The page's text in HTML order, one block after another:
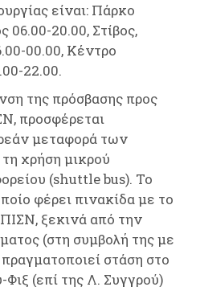
είναι: Πάρκο
06.00-20.00, Στίβος,
00.00, Κέντρο
22.00.
της πρόσβασης προς
προσφέρεται
μεταφορά των
χρήση μικρού
(shuttle bus). Το
φέρει πινακίδα με το
ξεκινά από την
(στη συμβολή της με
στάση στο
(επί της Λ. Συγγρού)